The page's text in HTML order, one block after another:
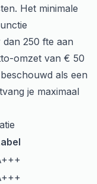
Het minimale
250 fte aan
omzet van € 50
als een
je maximaal